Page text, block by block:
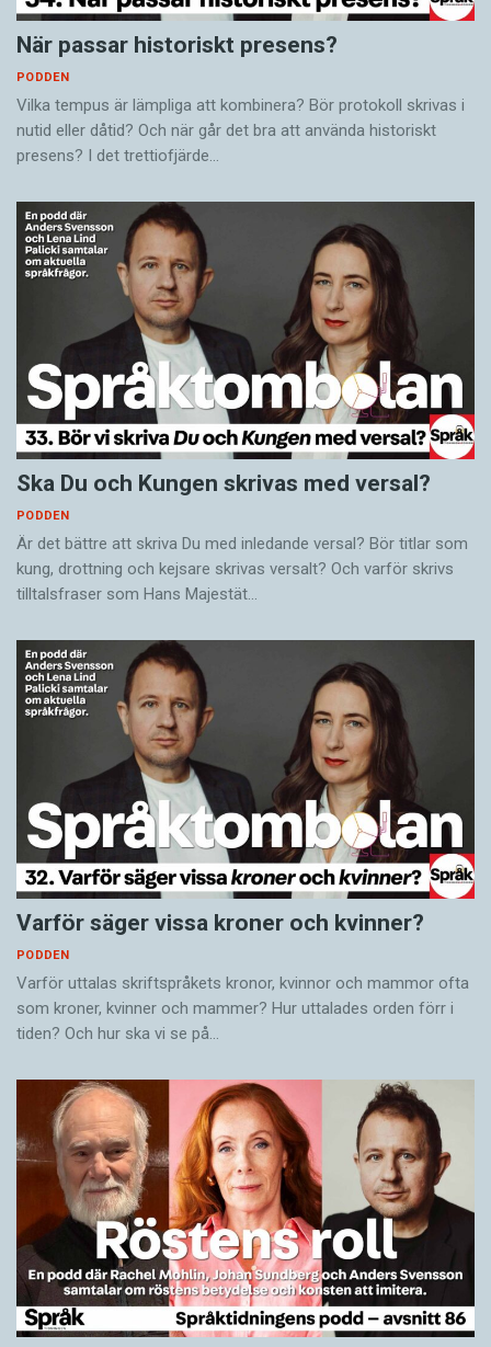
När passar historiskt presens?
PODDEN
Vilka tempus är lämpliga att kombinera? Bör protokoll skrivas i
nutid eller dåtid? Och när går det bra att använda historiskt
presens? I det trettiofjärde…
Ska Du och Kungen skrivas med versal?
PODDEN
Är det bättre att skriva Du med inledande versal? Bör titlar som
kung, drottning och kejsare skrivas versalt? Och varför skrivs
tilltalsfraser som Hans Majestät…
Varför säger vissa kroner och kvinner?
PODDEN
Varför uttalas skriftspråkets kronor, kvinnor och mammor ofta
som kroner, kvinner och mammer? Hur uttalades orden förr i
tiden? Och hur ska vi se på…